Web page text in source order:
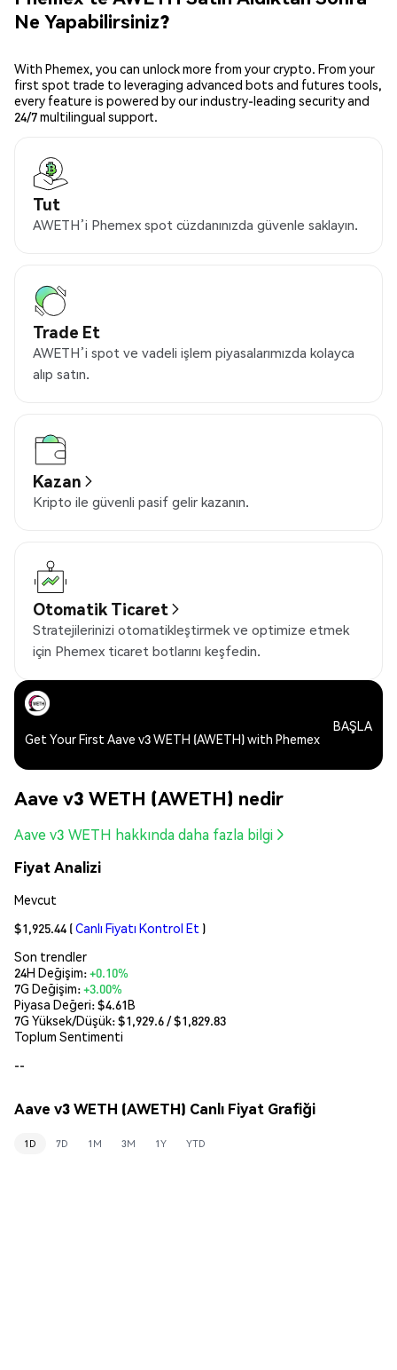
Ne Yapabilirsiniz?
With Phemex, you can unlock more from your crypto. From your
first spot trade to leveraging advanced bots and futures tools,
every feature is powered by our industry-leading security and
24/7 multilingual support.
Tut
AWETH’i Phemex spot cüzdanınızda güvenle saklayın.
Trade Et
AWETH’i spot ve vadeli işlem piyasalarımızda kolayca
alıp satın.
Kazan
Kripto ile güvenli pasif gelir kazanın.
Otomatik Ticaret
Stratejilerinizi otomatikleştirmek ve optimize etmek
için Phemex ticaret botlarını keşfedin.
Get Your First Aave v3 WETH (AWETH) with Phemex
BAŞLA
Aave v3 WETH (AWETH) nedir
Aave v3 WETH hakkında daha fazla bilgi
Fiyat Analizi
Mevcut
$1,925.44 (Canlı Fiyatı Kontrol Et )
Son trendler
24H Değişim:+0.10%
7G Değişim:+3.00%
Piyasa Değeri:$4.61B
7G Yüksek/Düşük: $1,929.6/ $1,829.83
Toplum Sentimenti
--
Aave v3 WETH (AWETH) Canlı Fiyat Grafiği
1D 7D 1M 3M 1Y YTD